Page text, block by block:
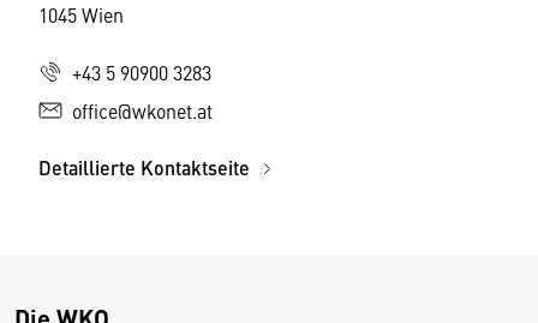
1045 Wien
+43 5 90900 3283
office@wkonet.at
Detaillierte Kontaktseite